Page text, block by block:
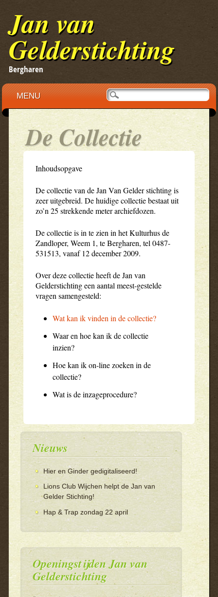
Jan van
Gelderstichting
Bergharen
Main menu
Skip
content
MENU
De Collectie
Inhoudsopgave
De collectie van de Jan Van Gelder stichting is
zeer uitgebreid. De huidige collectie bestaat uit
zo’n 25 strekkende meter archiefdozen.
De collectie is in te zien in het Kulturhus de
Zandloper, Weem 1, te Bergharen, tel 0487-
531513, vanaf 12 december 2009.
Over deze collectie heeft de Jan van
Gelderstichting een aantal meest-gestelde
vragen samengesteld:
Wat kan ik vinden in de collectie?
Waar en hoe kan ik de collectie
inzien?
Hoe kan ik on-line zoeken in de
collectie?
Wat is de inzageprocedure?
Nieuws
Hier en Ginder gedigitaliseerd!
Lions Club Wijchen helpt de Jan van
Gelder Stichting!
Hap & Trap zondag 22 april
Openingstijden Jan van
Gelderstichting